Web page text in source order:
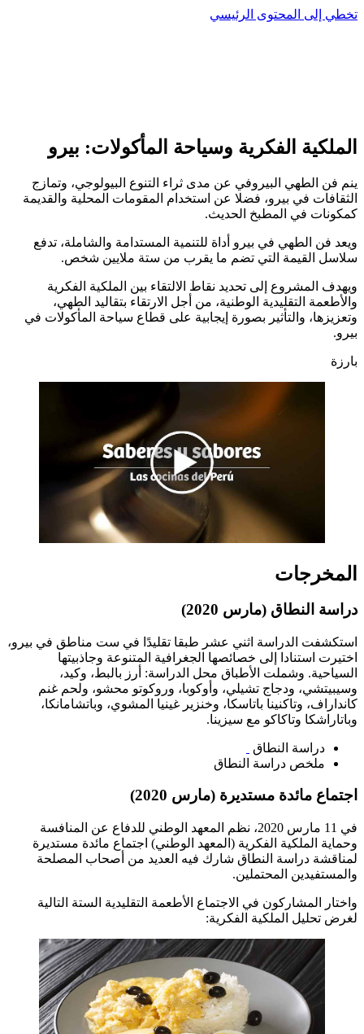
تخطي إلى المحتوى الرئيسي
الملكية الفكرية وسياحة المأكولات: بيرو
ينم فن الطهي البيروفي عن مدى ثراء التنوع البيولوجي، وتمازج
الثقافات في بيرو، فضلا عن استخدام المقومات المحلية والقديمة
كمكونات في المطبخ الحديث.
ويعد فن الطهي في بيرو أداة للتنمية المستدامة والشاملة، تدفع
سلاسل القيمة التي تضم ما يقرب من ستة ملايين شخص.
ويهدف المشروع إلى تحديد نقاط الالتقاء بين الملكية الفكرية
والأطعمة التقليدية الوطنية، من أجل الارتقاء بتقاليد الطهي،
وتعزيزها، والتأثير بصورة إيجابية على قطاع سياحة المأكولات في
بيرو.
بارزة
المخرجات
دراسة النطاق (مارس 2020)
استكشفت الدراسة اثني عشر طبقا تقليدًا في ست مناطق في بيرو،
اختيرت استنادا إلى خصائصها الجغرافية المتنوعة وجاذبيتها
السياحية. وشملت الأطباق محل الدراسة: أرز بالبط، وكيد،
وسيبيتشي، ودجاج تشيلي، وأوكوبا، وروكوتو محشو، ولحم غنم
كانداراف، وتاكنينا باتاسكا، وخنزير غينيا المشوي، وباتشامانكا،
وباتاراشكا وتاكاكو مع سيزينا.
دراسة النطاق
ملخص دراسة النطاق
اجتماع مائدة مستديرة (مارس 2020)
في 11 مارس 2020، نظم المعهد الوطني للدفاع عن المنافسة
وحماية الملكية الفكرية (المعهد الوطني) اجتماع مائدة مستديرة
لمناقشة دراسة النطاق شارك فيه العديد من أصحاب المصلحة
والمستفيدين المحتملين.
واختار المشاركون في الاجتماع الأطعمة التقليدية الستة التالية
لغرض تحليل الملكية الفكرية: